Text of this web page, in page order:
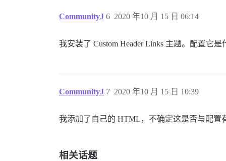
CommunityJ 2020 年10 月 15 日 06:14
6
我安装了 Custom Header Links 主题。配置它是
CommunityJ 2020 年10 月 15 日 10:39
7
我添加了自己的 HTML，不确定这是否与配置
相关话题